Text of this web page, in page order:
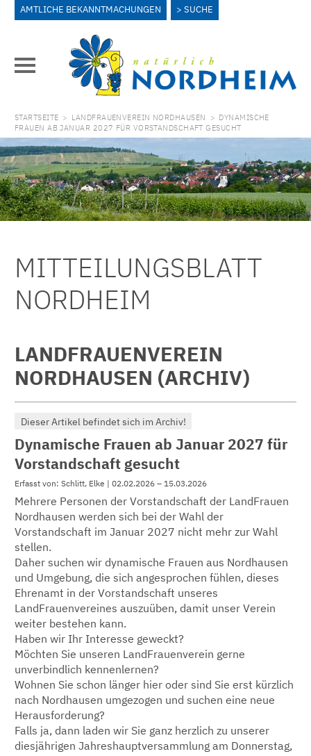
AMTLICHE BEKANNTMACHUNGEN SUCHE
STARTSEITE > LANDFRAUENVEREIN NORDHAUSEN > DYNAMISCHE
FRAUEN AB JANUAR 2027 FÜR VORSTANDSCHAFT GESUCHT
MITTEILUNGSBLATT
NORDHEIM
LANDFRAUENVEREIN
NORDHAUSEN (ARCHIV)
Dieser Artikel befindet sich im Archiv!
Dynamische Frauen ab Januar 2027 für
Vorstandschaft gesucht
Erfasst von: Schlitt, Elke | 02.02.2026 – 15.03.2026
Mehrere Personen der Vorstandschaft der LandFrauen
Nordhausen werden sich bei der Wahl der
Vorstandschaft im Januar 2027 nicht mehr zur Wahl
stellen.
Daher suchen wir dynamische Frauen aus Nordhausen
und Umgebung, die sich angesprochen fühlen, dieses
Ehrenamt in der Vorstandschaft unseres
LandFrauenvereines auszuüben, damit unser Verein
weiter bestehen kann.
Haben wir Ihr Interesse geweckt?
Möchten Sie unseren LandFrauenverein gerne
unverbindlich kennenlernen?
Wohnen Sie schon länger hier oder sind Sie erst kürzlich
nach Nordhausen umgezogen und suchen eine neue
Herausforderung?
Falls ja, dann laden wir Sie ganz herzlich zu unserer
diesjährigen Jahreshauptversammlung am Donnerstag,